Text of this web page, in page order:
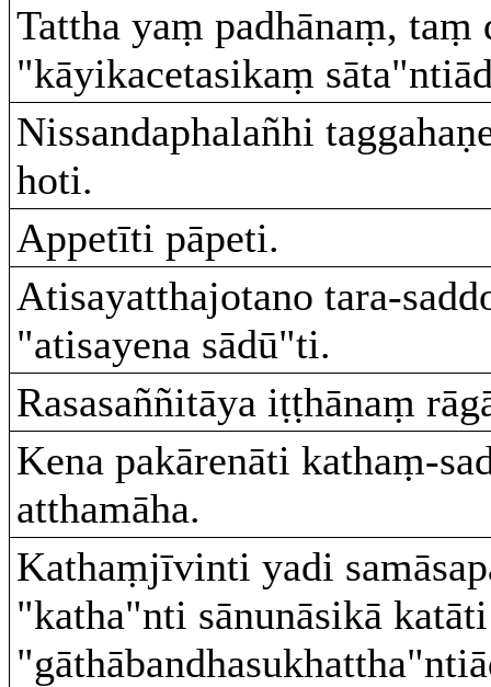
Tattha yaṃ padhānaṃ, taṃ
"kāyikacetasikaṃ
Nissandaphalañhi
hoti.
Appetīti pāpeti.
Atisayatthajotano tara-
"atisayena sādū"ti.
Rasasaññitāya iṭṭhānaṃ
Kena pakārenāti kathaṃ-
atthamāha.
Kathaṃjīvinti yadi
"katha"nti sānunāsikā